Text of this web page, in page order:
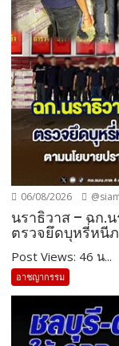
06/08/2026
นราธิวาส – ฉก.
ตรวจยึดบุหรี่หนี
Post Views: 46 น...
อาชญากรรม